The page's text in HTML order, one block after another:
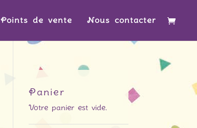
Points de vente Nous contacter
Panier
Votre panier est vide.